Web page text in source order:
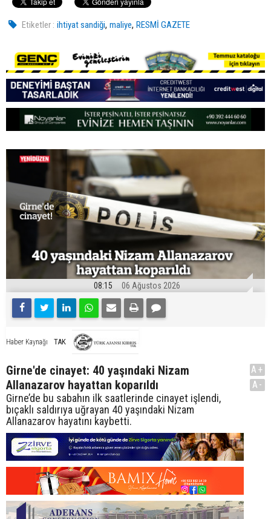
Etiketler : ihtiyat sandiği,maliye,RESMİ GAZETE
08:15 06 Ağustos 2026
Haber Kaynağı TAK
Girne'de cinayet: 40 yaşındaki Nizam
Allanazarov hayattan koparıldı
Girne’de bu sabahın ilk saatlerinde cinayet işlendi,
bıçaklı saldırıya uğrayan 40 yaşındaki Nizam
Allanazarov hayatını kaybetti.
A+
A-